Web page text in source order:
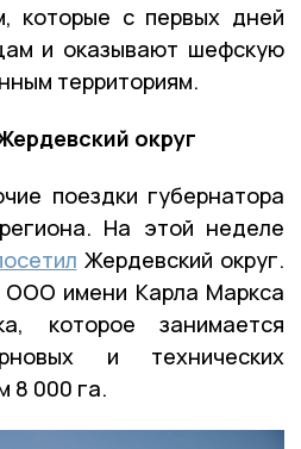
которые с первых дней
и оказывают шефскую
территориям.
округ
поездки губернатора
На этой неделе
Жердевский округ.
ООО имени Карла Маркса
которое занимается
и технических
8 000 га.